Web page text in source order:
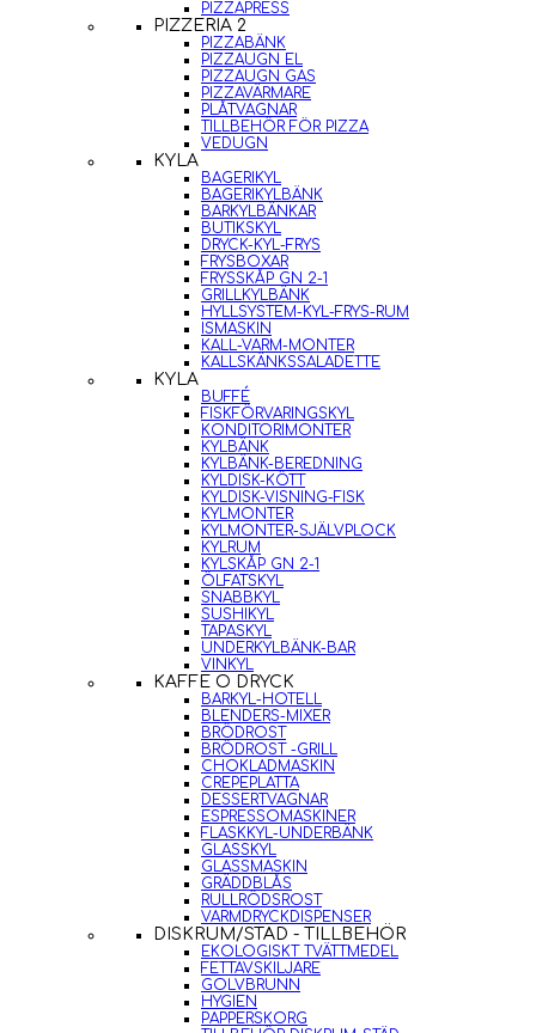
PIZZAPRESS
PIZZERIA 2
PIZZABÄNK
PIZZAUGN EL
PIZZAUGN GAS
PIZZAVÄRMARE
PLÅTVAGNAR
TILLBEHÖR FÖR PIZZA
VEDUGN
KYLA
BAGERIKYL
BAGERIKYLBÄNK
BARKYLBÄNKAR
BUTIKSKYL
DRYCK-KYL-FRYS
FRYSBOXAR
FRYSSKÅP GN 2-1
GRILLKYLBÄNK
HYLLSYSTEM-KYL-FRYS-RUM
ISMASKIN
KALL-VARM-MONTER
KALLSKÄNKSSALADETTE
KYLA
BUFFÉ
FISKFÖRVARINGSKYL
KONDITORIMONTER
KYLBÄNK
KYLBÄNK-BEREDNING
KYLDISK-KÖTT
KYLDISK-VISNING-FISK
KYLMONTER
KYLMONTER-SJÄLVPLOCK
KYLRUM
KYLSKÅP GN 2-1
ÖLFATSKYL
SNABBKYL
SUSHIKYL
TAPASKYL
UNDERKYLBÄNK-BAR
VINKYL
KAFFE O DRYCK
BARKYL-HOTELL
BLENDERS-MIXER
BRÖDROST
BRÖDROST -GRILL
CHOKLADMASKIN
CREPEPLATTA
DESSERTVAGNAR
ESPRESSOMASKINER
FLASKKYL-UNDERBÄNK
GLASSKYL
GLASSMASKIN
GRÄDDBLÅS
RULLRÖDSROST
VARMDRYCKDISPENSER
DISKRUM/STÄD - TILLBEHÖR
EKOLOGISKT TVÄTTMEDEL
FETTAVSKILJARE
GOLVBRUNN
HYGIEN
PAPPERSKORG